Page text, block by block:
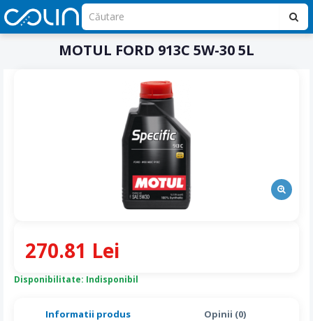
MOTUL FORD 913C 5W-30 5L
Informatii produs Opinii (0)
Disponibilitate: Indisponibil
270.81 Lei